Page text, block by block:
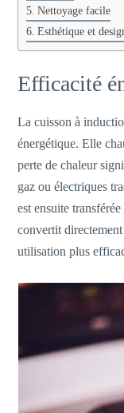
Nettoyage facile
Esthétique et
Efficacité
La cuisson à
énergétique. Elle
perte de chaleur
gaz ou électriques
est ensuite
convertit directement
utilisation plus